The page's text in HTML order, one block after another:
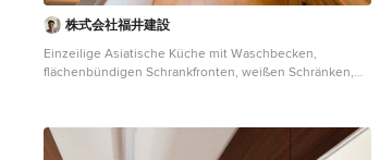
株式会社福井建設
Einzeilige Asiatische Küche mit Waschbecken,
flächenbündigen Schrankfronten, weißen Schränken,
brauner Arbeitsplatte in Sonstige